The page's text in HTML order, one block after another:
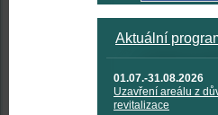
Aktuální
01.07.-31.08.2026
Uzavření areálu z
revitalizace